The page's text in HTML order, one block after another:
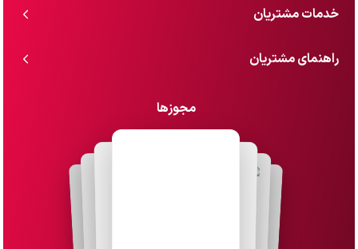
خدمات مشتریان
راهنمای مشتریان
مجوزها